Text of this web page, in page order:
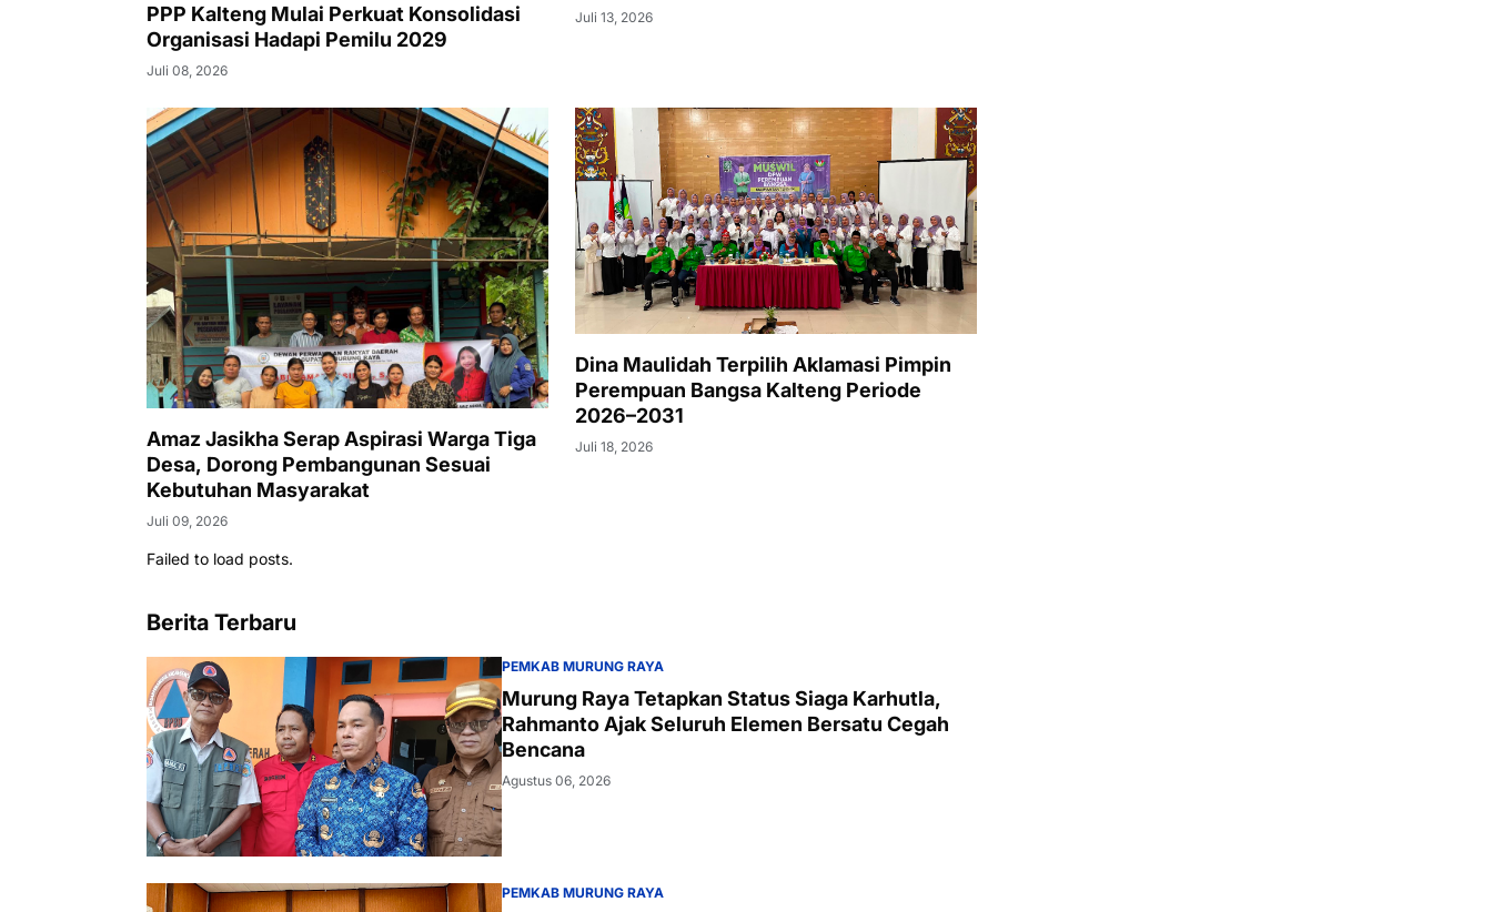
PPP Kalteng Mulai Perkuat Konsolidasi
Organisasi Hadapi Pemilu 2029
Juli 08, 2026
Juli 13, 2026
Amaz Jasikha Serap Aspirasi Warga Tiga
Desa, Dorong Pembangunan Sesuai
Kebutuhan Masyarakat
Juli 09, 2026
Dina Maulidah Terpilih Aklamasi Pimpin
Perempuan Bangsa Kalteng Periode
2026–2031
Juli 18, 2026
Failed to load posts.
Berita Terbaru
PEMKAB MURUNG RAYA
Murung Raya Tetapkan Status Siaga Karhutla,
Rahmanto Ajak Seluruh Elemen Bersatu Cegah
Bencana
Agustus 06, 2026
PEMKAB MURUNG RAYA